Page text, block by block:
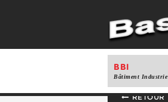
BBI
Bâtiment Industrie
RETOUR